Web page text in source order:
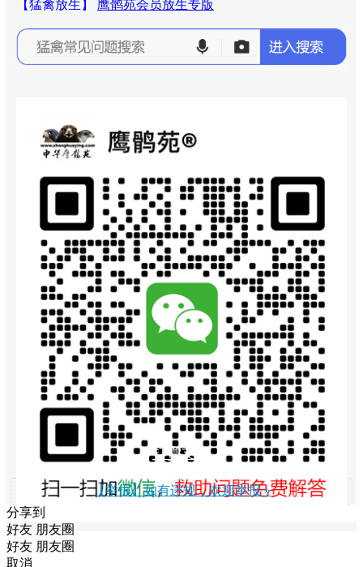
【猛禽放生】 鹰鹘苑会员放生专版
打赏支持
【举报】如有违规，欢迎举报 »
分享到
好友 朋友圈
好友 朋友圈
取消